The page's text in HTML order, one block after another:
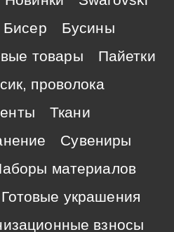
Бисер
Бусины
товары
Пайетки
проволока
Ткани
Сувениры
материалов
Готовые украшения
взносы